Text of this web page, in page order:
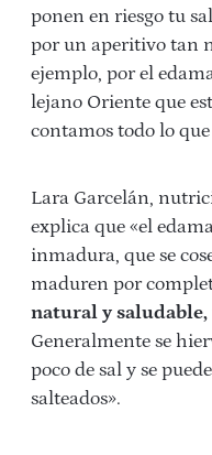
ponen en riesgo tu
por un aperitivo tan
ejemplo, por el
lejano Oriente que
contamos todo lo
Lara Garcelán,
explica que «el
inmadura, que se
maduren por
natural y
Generalmente se
poco de sal y se
salteados».